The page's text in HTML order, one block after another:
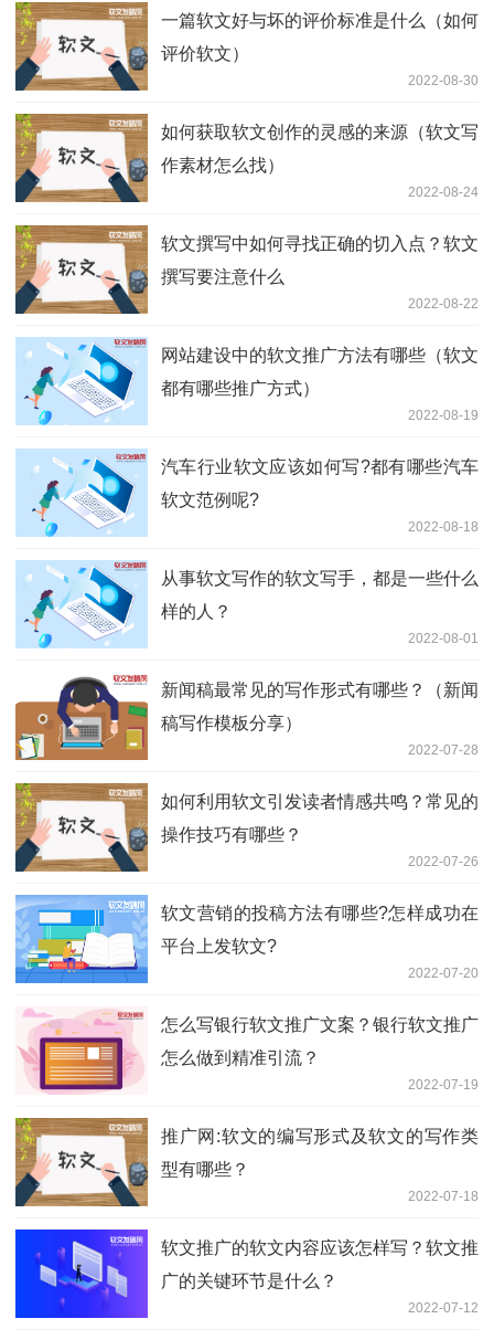
一篇软文好与坏的评价标准是什么（如何
评价软文）
2022-08-30
如何获取软文创作的灵感的来源（软文写
作素材怎么找）
2022-08-24
软文撰写中如何寻找正确的切入点？软文
撰写要注意什么
2022-08-22
网站建设中的软文推广方法有哪些（软文
都有哪些推广方式）
2022-08-19
汽车行业软文应该如何写?都有哪些汽车
软文范例呢?
2022-08-18
从事软文写作的软文写手，都是一些什么
样的人？
2022-08-01
新闻稿最常见的写作形式有哪些？（新闻
稿写作模板分享）
2022-07-28
如何利用软文引发读者情感共鸣？常见的
操作技巧有哪些？
2022-07-26
软文营销的投稿方法有哪些?怎样成功在
平台上发软文?
2022-07-20
怎么写银行软文推广文案？银行软文推广
怎么做到精准引流？
2022-07-19
推广网:软文的编写形式及软文的写作类
型有哪些？
2022-07-18
软文推广的软文内容应该怎样写？软文推
广的关键环节是什么？
2022-07-12